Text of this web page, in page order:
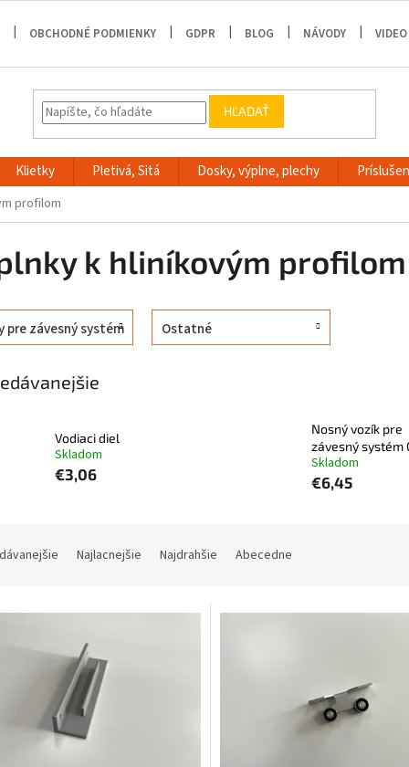
OBCHODNÉ PODMIENKY GDPR BLOG NÁVODY VIDEO
HĽADAŤ
Klietky Pletivá, Sitá Dosky, výplne, plechy
profilom
k hliníkovým profilom
pre závesný systém Ostatné
Vodiaci diel
Skladom
€3,06
Nosný vozík pre
závesný systém
Skladom
€6,45
Najlacnejšie Najdrahšie Abecedne